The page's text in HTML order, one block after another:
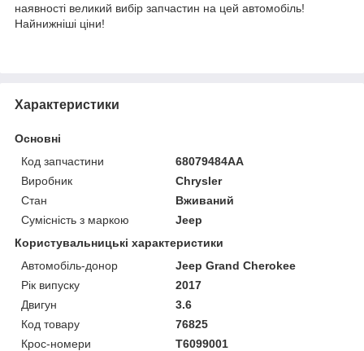
наявності великий вибір запчастин на цей автомобіль!
Найнижніші ціни!
Характеристики
Основні
Код запчастини
68079484AA
Виробник
Chrysler
Стан
Вживаний
Сумісність з маркою
Jeep
Користувальницькі характеристики
Автомобіль-донор
Jeep Grand Cherokee
Рік випуску
2017
Двигун
3.6
Код товару
76825
Крос-номери
T6099001